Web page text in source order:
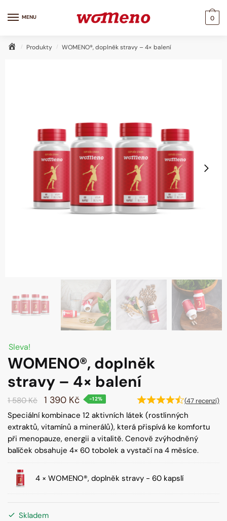
MENU 0
Domů
/ Produkty / WOMENO®, doplněk stravy – 4× balení
Sleva!
WOMENO®, doplněk
stravy – 4× balení
1 580Kč 1 390 Kč (47 recenzí)
-12%
Speciální kombinace 12 aktivních látek (rostlinných
extraktů, vitamínů a minerálů), která přispívá ke komfortu
při menopauze, energii a vitalitě. Cenově zvýhodněný
balíček obsahuje 4× 60 tobolek a vystačí na 4 měsíce.
4 × WOMENO®, doplněk stravy - 60 kapslí
Skladem